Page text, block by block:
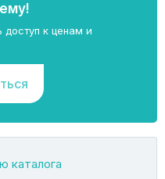
доступ к ценам и
каталога